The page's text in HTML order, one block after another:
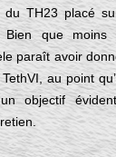
du TH23 placé
que moins
paraît avoir
au point
objectif